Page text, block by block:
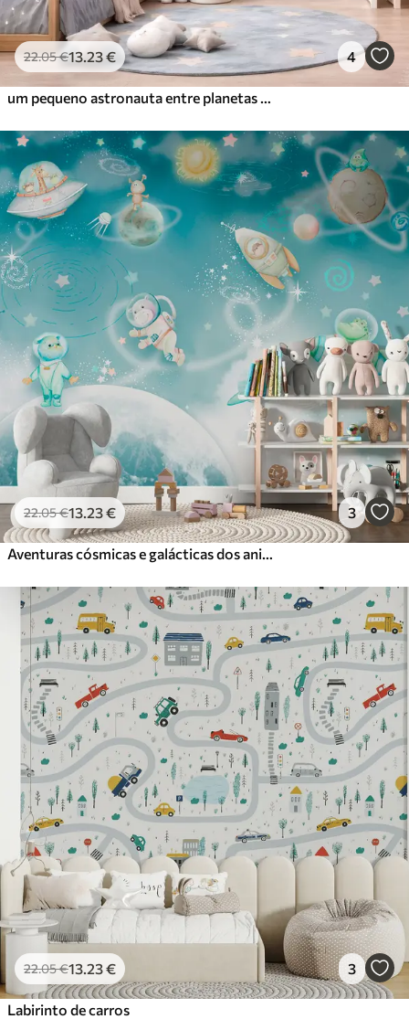
22.05€13.23€ 4
um pequeno astronauta entre planetas e estrelas
22.05€13.23€ 3
Aventuras cósmicas e galácticas dos animais dos astronautas
22.05€13.23€ 3
Labirinto de carros